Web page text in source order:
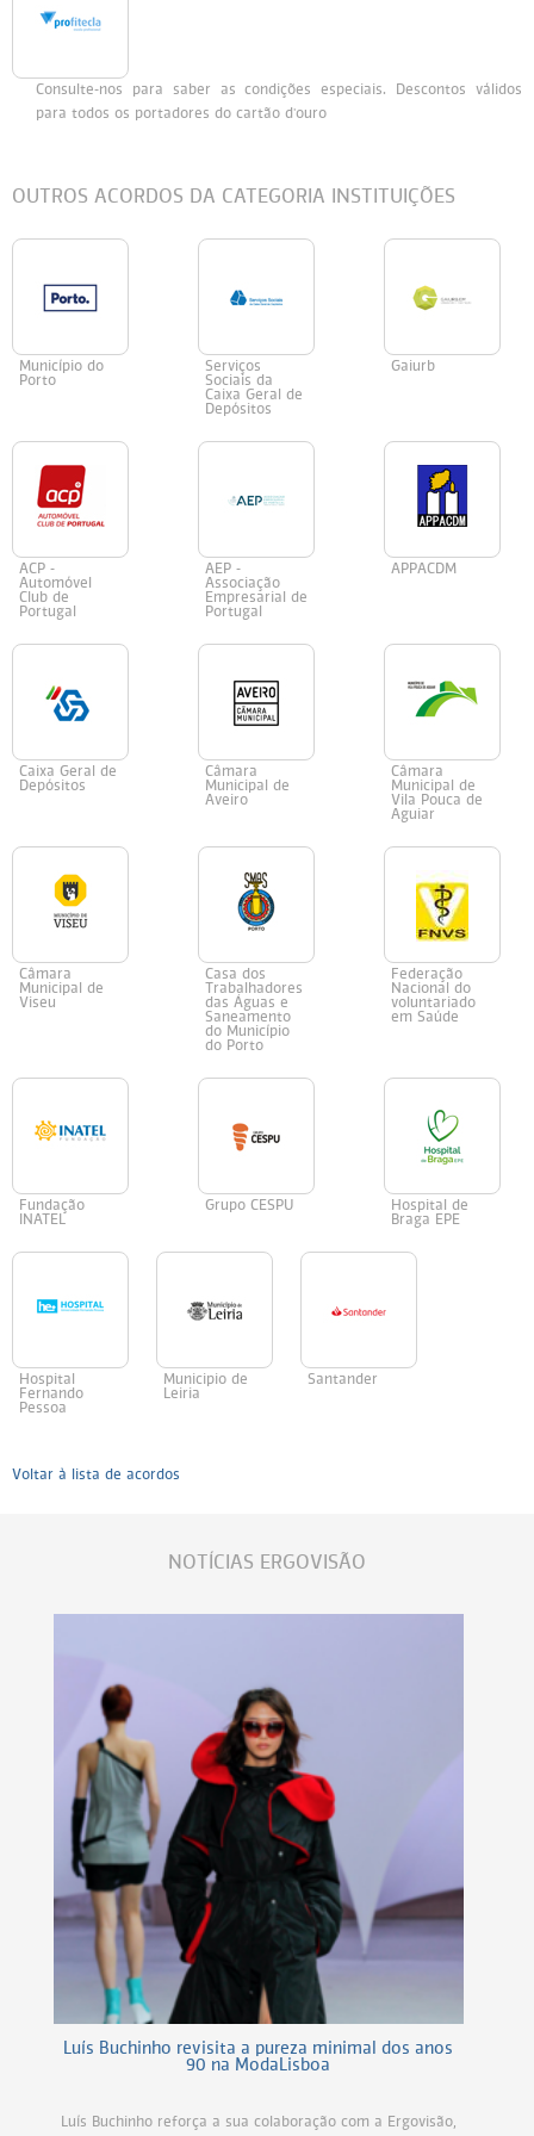
Consulte-nos para saber as condições especiais. Descontos válidos
para todos os portadores do cartão d'ouro
OUTROS ACORDOS DA CATEGORIA INSTITUIÇÕES
Município do
Porto
Serviços
Sociais da
Caixa Geral de
Depósitos
Gaiurb
ACP -
Automóvel
Club de
Portugal
AEP -
Associação
Empresarial de
Portugal
APPACDM
Caixa Geral de
Depósitos
Câmara
Municipal de
Aveiro
Câmara
Municipal de
Vila Pouca de
Aguiar
Câmara
Municipal de
Viseu
Casa dos
Trabalhadores
das Águas e
Saneamento
do Município
do Porto
Federação
Nacional do
voluntariado
em Saúde
Fundação
INATEL
Grupo CESPU
Hospital de
Braga EPE
Hospital
Fernando
Pessoa
Municipio de
Leiria
Santander
Voltar à lista de acordos
NOTÍCIAS ERGOVISÃO
Luís Buchinho revisita a pureza minimal dos anos
90 na ModaLisboa
Luís Buchinho reforça a sua colaboração com a Ergovisão,
Polaroid
Vogue
Vogue Eyewear
Ray-Ban
Ray Ban Junior